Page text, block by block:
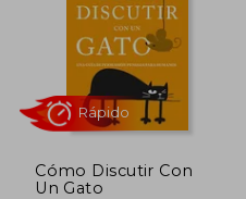
Cómo Discutir Con
Un Gato